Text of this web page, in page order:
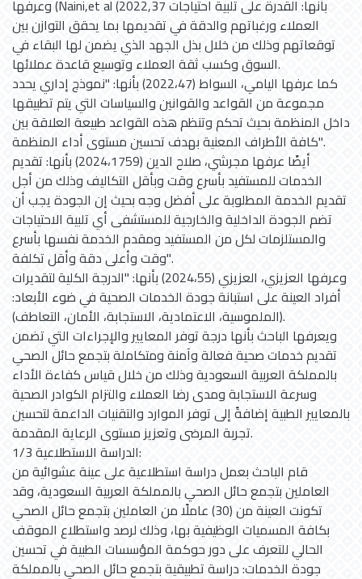
وعرفها (Naini,et al (2022,37 بأنها: القدرة على تلبية احتياجات
العملاء ورغباتهم والدقة في تقديمها بما يحقق التوازن بين
توقعاتهم وذلك من خلال بذل الجهد الذي يضمن لها البقاء في
السوق وكسب ثقة العملاء وتوسيع قاعدة عملائها.
كما عرفها اليامي، السواط (2022،47) بأنها: "نموذج إداري يحدد
مجموعة من القواعد والقوانين والسياسات التي يتم تطبيقها
داخل المنظمة بحيث تحكم وتنظم هذه القواعد طبيعة العلاقة بين
كافة الأطراف المعنية بهدف تحسين مستوى أداء المنظمة".
أيضًا عرفها مجرشي، صلاح الدين (2024،1759) بأنها: تقديم
الخدمات للمستفيد بأسرع وقت وبأقل التكاليف وذلك من أجل
تقديم الخدمة المطلوبة على أفضل وجه بحيث إن الجودة يجب أن
تضم الجودة الداخلية والخارجية للمستشفى أي تلبية الاحتياجات
والمستلزمات لكل من المستفيد ومقدم الخدمة نفسها بأسرع
وقت وأعلى دقة وأقل تكلفة".
وعرفها العزيزي، العزيزي (2024،55) بأنها: "الدرجة الكلية لتقديرات
أفراد العينة على استبانة جودة الخدمات الصحية في ضوء الأبعاد:
(الملموسية، الاعتمادية، الاستجابة، الأمان، التعاطف).
ويعرفها الباحث بأنها درجة توفر المعايير والإجراءات التي تضمن
تقديم خدمات صحية فعالة وآمنة ومتكاملة بتجمع حائل الصحي
بالمملكة العربية السعودية وذلك من خلال قياس كفاءة الأداء
وسرعة الاستجابة ومدى رضا العملاء والتزام الكوادر الصحية
بالمعايير الطبية إضافةً إلى توفر الموارد والتقنيات الداعمة لتحسين
تجربة المرضى وتعزيز مستوى الرعاية المقدمة.
1/3 الدراسة الاستطلاعية:
قام الباحث بعمل دراسة استطلاعية على عينة عشوائية من
العاملين بتجمع حائل الصحي بالمملكة العربية السعودية، وقد
تكونت العينة من (30) عاملًا من العاملين بتجمع حائل الصحي
بكافة المسميات الوظيفية بها، وذلك لرصد واستطلاع الموقف
الحالي للتعرف على دور حوكمة المؤسسات الطبية في تحسين
جودة الخدمات: دراسة تطبيقية بتجمع حائل الصحي بالمملكة